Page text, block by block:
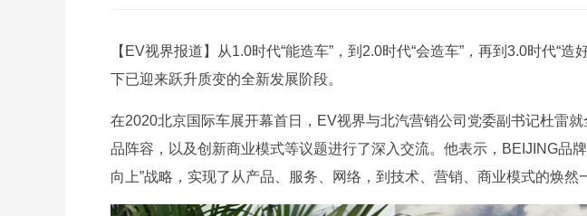
【EV视界报道】从1.0时代“能造车”，到2.0时代“会造车”，再到3.0时代“
下已迎来跃升质变的全新发展阶段。
在2020北京国际车展开幕首日，EV视界与北汽营销公司党委副书记杜雷
品阵容，以及创新商业模式等议题进行了深入交流。他表示，BEIJING品
向上”战略，实现了从产品、服务、网络，到技术、营销、商业模式的焕然